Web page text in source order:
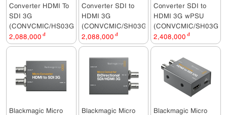
Converter HDMI To
SDI 3G
(CONVCMIC/HS03G)
2,088,000 đ
Converter SDI to
HDMI 3G
(CONVCMIC/SH03G)
2,088,000 đ
Converter SDI to
HDMI 3G wPSU
(CONVCMIC/SH03G/
2,408,000 đ
Blackmagic Micro
Blackmagic Micro
Blackmagic Micro